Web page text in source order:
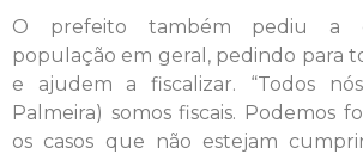
O prefeito também pediu a
população em geral, pedindo para
e ajudem a fiscalizar. “Todos
Palmeira) somos fiscais. Podemos
os casos que não estejam